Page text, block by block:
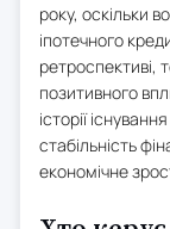
року, оскільки
іпотечного
ретроспективі,
позитивного
історії
стабільність
економічне